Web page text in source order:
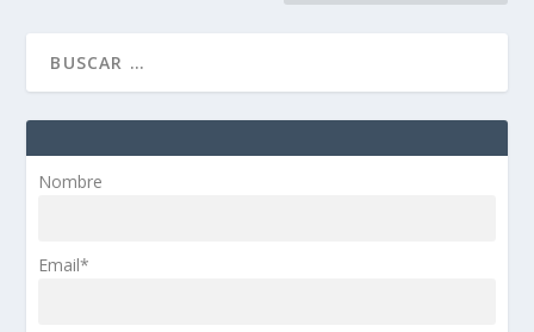
Nombre
Email*